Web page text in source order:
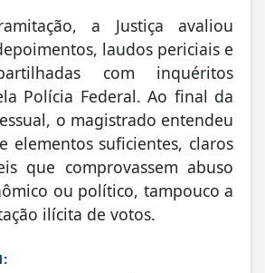
a Justiça avaliou
laudos periciais e
com inquéritos
Polícia Federal. Ao final da
o magistrado entendeu
elementos suficientes, claros
que comprovassem abuso
ou político, tampouco a
ilícita de votos.